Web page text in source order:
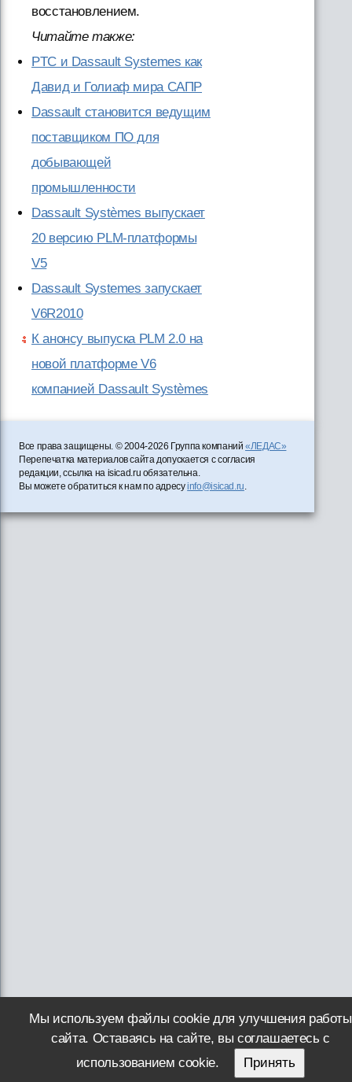
восстановлением.
Читайте также:
PTC и Dassault Systemes как
Давид и Голиаф мира САПР
Dassault становится ведущим
поставщиком ПО для
добывающей
промышленности
Dassault Systèmes выпускает
20 версию PLM-платформы
V5
Dassault Systemes запускает
V6R2010
К анонсу выпуска PLM 2.0 на
новой платформе V6
компанией Dassault Systèmes
Все права защищены. © 2004-2026 Группа компаний«ЛЕДАС»
Перепечатка материалов сайта допускается с согласия
редакции, ссылка на isicad.ru обязательна.
Вы можете обратиться к нам по адресуinfo@isicad.ru.
Мы используем файлы cookie для улучшения работы
сайта. Оставаясь на сайте, вы соглашаетесь с
использованием cookie.
Принять